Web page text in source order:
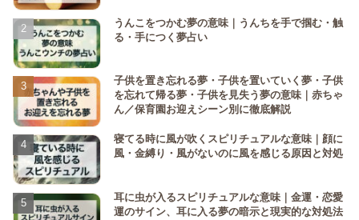
うんこをつかむ夢の意味｜うんちを手で掴む・触
る・手につく夢占い
子供を置き忘れる夢・子供を置いていく夢・子供
を忘れて帰る夢・子供を見失う夢の意味｜赤ちゃ
ん／保育園お迎えシーン別に徹底解説
寝てる時に風が吹くスピリチュアルな意味｜顔に
風・金縛り・風がないのに風を感じる原因と対処
耳に虫が入るスピリチュアルな意味｜金運・恋愛
運のサイン、耳に入る夢の暗示と現実的な対処法